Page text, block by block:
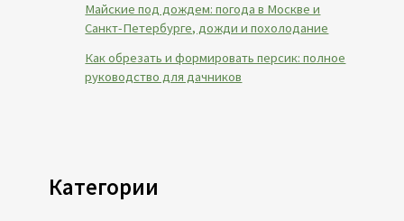
Майские под дождем: погода в Москве и
Санкт-Петербурге, дожди и похолодание
Как обрезать и формировать персик: полное
руководство для дачников
Категории